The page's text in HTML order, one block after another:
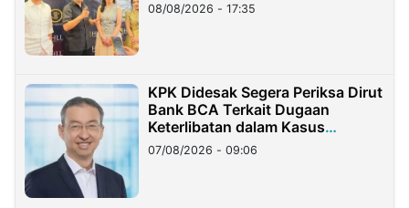
08/08/2026 - 17:35
KPK Didesak Segera Periksa Dirut
Bank BCA Terkait Dugaan
Keterlibatan dalam Kasus
Hilangnya Dana Nasabah Rp2,58
Miliar
07/08/2026 - 09:06